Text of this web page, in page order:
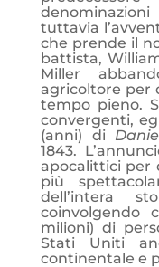
tuttavia
che prende il
battista,
Miller
agricoltore per
tempo pieno.
convergenti,
(anni) di
1843.
apocalittici per
più
dell’intera
coinvolgendo
milioni) di
Stati Uniti
continentale e